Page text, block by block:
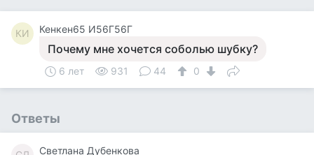
КИ Кенкен65 И56Г56Г
Почему мне хочется соболью шубку?
6 лет 931 44 0
Ответы
Светлана Дубенкова